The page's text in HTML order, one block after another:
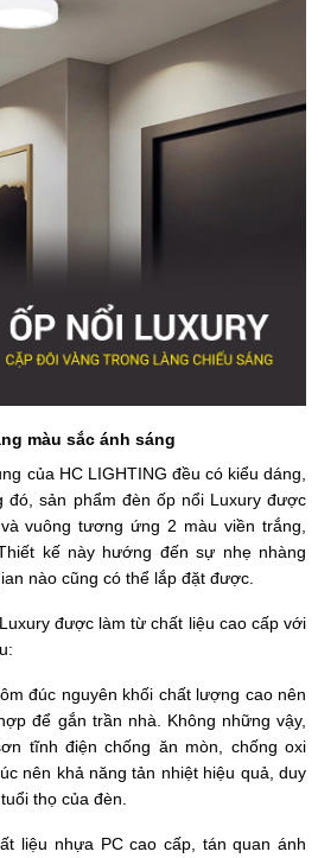
màu sắc ánh sáng
của HC LIGHTING đều có kiểu dáng,
đó, sản phẩm đèn ốp nổi Luxury được
vuông tương ứng 2 màu viền trắng,
kế này hướng đến sự nhẹ nhàng
nào cũng có thể lắp đặt được.
được làm từ chất liệu cao cấp với
đúc nguyên khối chất lượng cao nên
để gắn trần nhà. Không những vậy,
tĩnh điện chống ăn mòn, chống oxi
nên khả năng tản nhiệt hiệu quả, duy
thọ của đèn.
liệu nhựa PC cao cấp, tán quan ánh